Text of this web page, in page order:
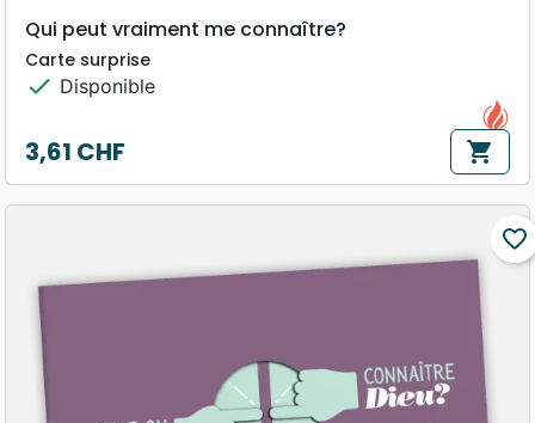
Qui peut vraiment me connaître?
Carte surprise
check Disponible
Prix
3,61 CHF shopping_cart
favorite_border